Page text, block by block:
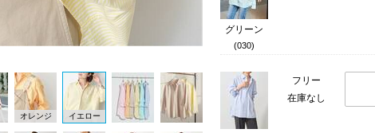
オレンジ イエロー
グリーン
(030)
フリー
在庫なし